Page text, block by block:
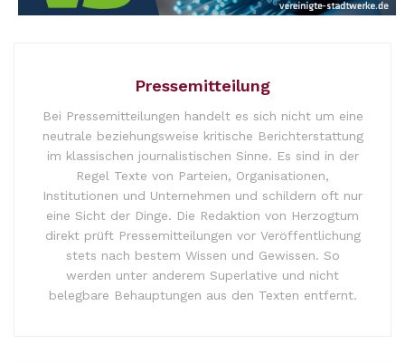
Pressemitteilung
Bei Pressemitteilungen handelt es sich nicht um eine
neutrale beziehungsweise kritische Berichterstattung
im klassischen journalistischen Sinne. Es sind in der
Regel Texte von Parteien, Organisationen,
Institutionen und Unternehmen und schildern oft nur
eine Sicht der Dinge. Die Redaktion von Herzogtum
direkt prüft Pressemitteilungen vor Veröffentlichung
stets nach bestem Wissen und Gewissen. So
werden unter anderem Superlative und nicht
belegbare Behauptungen aus den Texten entfernt.